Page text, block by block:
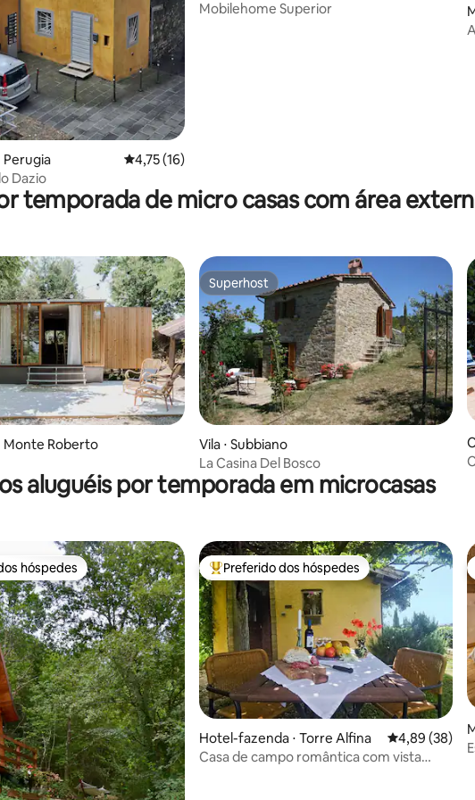
de 5, 19 avaliações
Perugia 4,75 de uma avaliação média de 5, 16 avaliações
4,75 (16)
Dazio
Mobilehome Superior
temporada de micro casas com área
Monte Roberto
Superhost
Superhost
Vila ⋅ Subbiano
La Casina Del Bosco
aluguéis por temporada em microcasas
de 5, 17 avaliações
hóspedes
hóspedes Entre os melhores preferidos dos hóspedes
Preferido dos hóspedes
Hotel-fazenda ⋅ Torre Alfina 4,89 de uma
4,89 (38)
Casa de campo romântica com vista